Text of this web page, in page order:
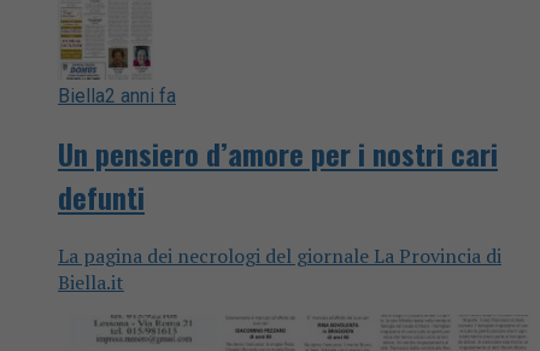
Biella2 anni fa
Un pensiero d’amore per i nostri cari
defunti
La pagina dei necrologi del giornale La Provincia di
Biella.it